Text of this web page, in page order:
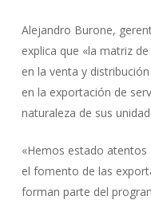
Alejandro Burone,
explica que «la matriz
en la venta y
en la exportación de
naturaleza de sus
«Hemos estado atentos
el fomento de las
forman parte del